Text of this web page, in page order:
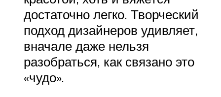
достаточно легко. Творческий
подход дизайнеров удивляет,
вначале даже нельзя
разобраться, как связано это
«чудо».